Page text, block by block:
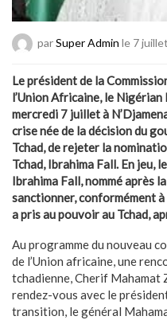
parSuper Admin le 7
Le président de la
l’Union Africaine, le
mercredi 7 juillet à
crise née de la décision du
Tchad, de rejeter la
Tchad, Ibrahima Fall. En jeu,
Ibrahima Fall, nommé après
sanctionner, conformément
a pris au pouvoir au Tchad,
Au programme du nouveau
de l’Union africaine, une
tchadienne, Cherif Mahamat
rendez-vous avec le
transition, le général